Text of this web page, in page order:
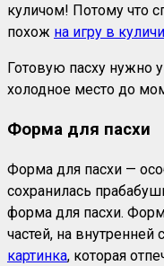
куличом! Потому что
похож на игру в
Готовую пасху нужно
холодное место до
Форма для пасхи
Форма для пасхи —
сохранилась
форма для пасхи.
частей, на
картинка, которая